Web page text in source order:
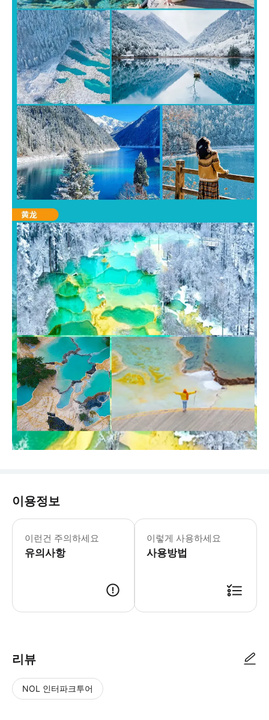
이용정보
이런건 주의하세요
유의사항
이렇게 사용하세요
사용방법
리뷰
NOL 인터파크투어